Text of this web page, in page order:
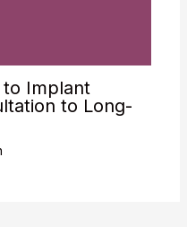
Implant
to Long-